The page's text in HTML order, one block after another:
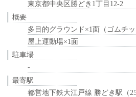
東京都中央区勝どき1丁目12-2
概要
多目的グラウンド×1面（ゴムチッ
屋上運動場×1面
駐車場
-
最寄駅
都営地下鉄大江戸線 勝どき駅（